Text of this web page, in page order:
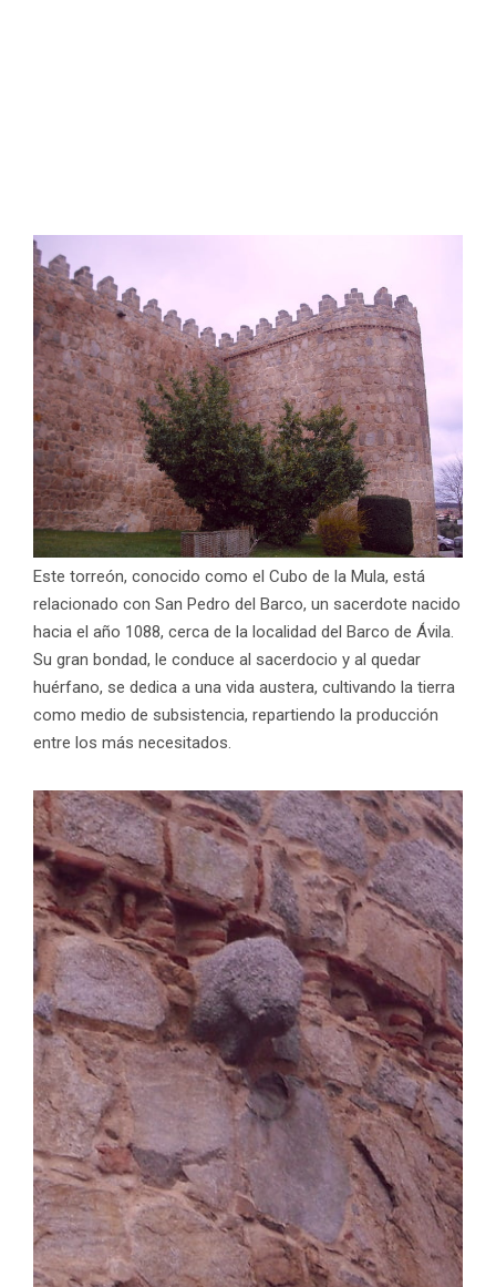
Este torreón, conocido como el Cubo de la Mula, está
relacionado con San Pedro del Barco, un sacerdote nacido
hacia el año 1088, cerca de la localidad del Barco de Ávila.
Su gran bondad, le conduce al sacerdocio y al quedar
huérfano, se dedica a una vida austera, cultivando la tierra
como medio de subsistencia, repartiendo la producción
entre los más necesitados.